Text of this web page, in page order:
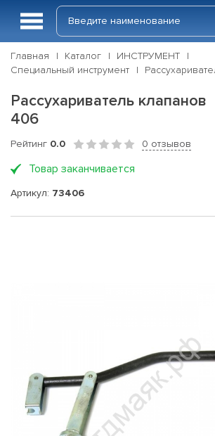
Главная Каталог
ИНСТРУМЕНТ
Специальный инструмент
Рассухариватель клапанов
406
Рейтинг 0.0 0 отзывов
Товар заканчивается
Артикул: 73406